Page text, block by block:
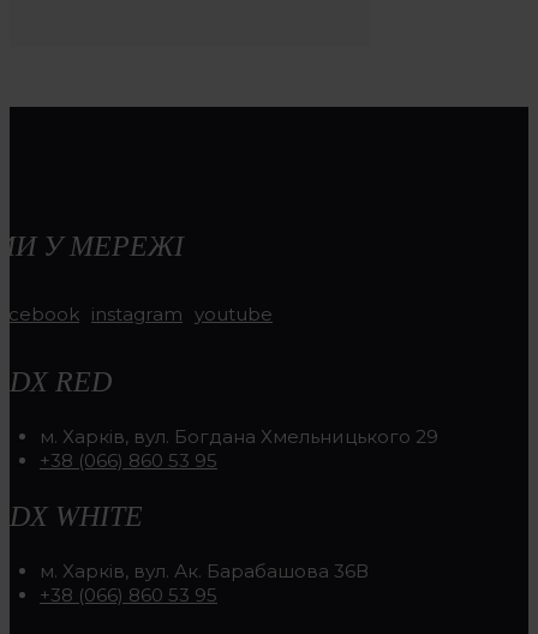
У МЕРЕЖІ
instagram youtube
RED
м. Харків, вул. Богдана Хмельницького 29
+38 (066) 860 53 95
WHITE
м. Харків, вул. Ак. Барабашова 36В
+38 (066) 860 53 95